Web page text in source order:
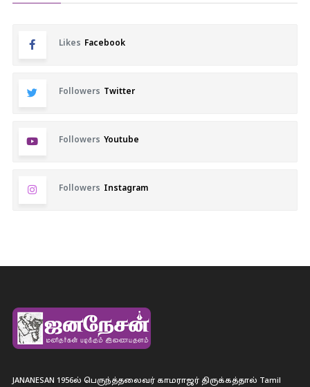
Likes Facebook
Followers Twitter
Followers Youtube
Followers Instagram
JANANESAN 1956ல் பெருந்த்தலைவர் காமராஜர் திருக்கத்தால் Tamil